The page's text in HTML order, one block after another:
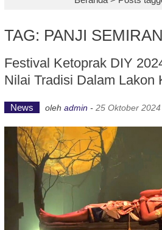
TAG: PANJI
Festival Ketoprak DIY
Nilai Tradisi Dalam Lakon
News oleh admin - 25 Oktober 2024